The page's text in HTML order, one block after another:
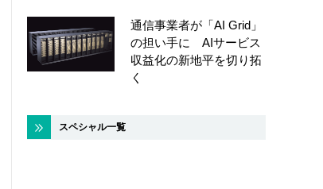
通信事業者が「AI Grid」
の担い手に AIサービス
収益化の新地平を切り拓
く
スペシャル一覧